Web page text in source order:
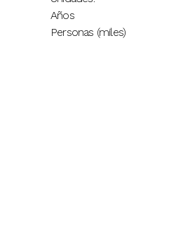
Años
Personas (miles)